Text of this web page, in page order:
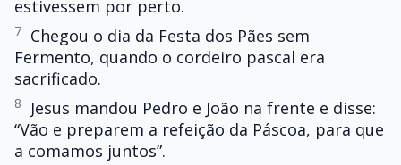
estivessem por perto.
7 Chegou o dia da Festa dos Pães sem
Fermento, quando o cordeiro pascal era
sacrificado.
8
Jesus mandou Pedro e João na frente e disse:
“Vão e preparem a refeição da Páscoa, para que
a comamos juntos”.